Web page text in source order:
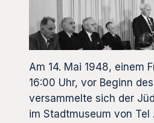
Am 14. Mai 1948, einem
16:00 Uhr, vor Beginn
versammelte sich der
im Stadtmuseum von Tel